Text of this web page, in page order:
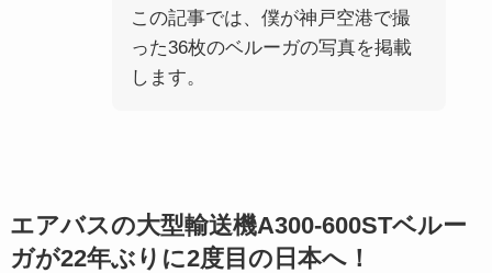
この記事では、僕が神戸空港で撮
った36枚のベルーガの写真を掲載
します。
エアバスの大型輸送機A300-600STベルー
ガが22年ぶりに2度目の日本へ！